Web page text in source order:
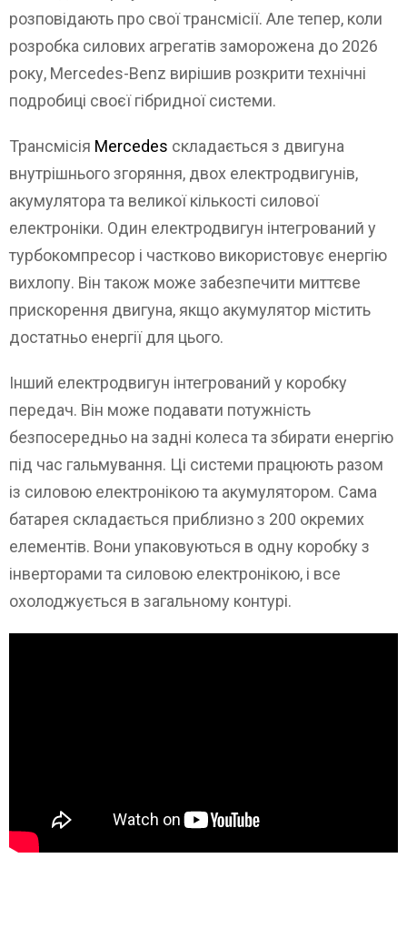
розповідають про свої трансмісії. Але тепер, коли
розробка силових агрегатів заморожена до 2026
року, Mercedes-Benz вирішив розкрити технічні
подробиці своєї гібридної системи.
Трансмісія Mercedes складається з двигуна
внутрішнього згоряння, двох електродвигунів,
акумулятора та великої кількості силової
електроніки. Один електродвигун інтегрований у
турбокомпресор і частково використовує енергію
вихлопу. Він також може забезпечити миттєве
прискорення двигуна, якщо акумулятор містить
достатньо енергії для цього.
Інший електродвигун інтегрований у коробку
передач. Він може подавати потужність
безпосередньо на задні колеса та збирати енергію
під час гальмування. Ці системи працюють разом
із силовою електронікою та акумулятором. Сама
батарея складається приблизно з 200 окремих
елементів. Вони упаковуються в одну коробку з
інверторами та силовою електронікою, і все
охолоджується в загальному контурі.